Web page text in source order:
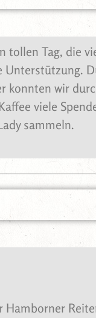
tollen Tag, die
Unterstützung.
konnten wir
viele
sammeln.
Hamborner